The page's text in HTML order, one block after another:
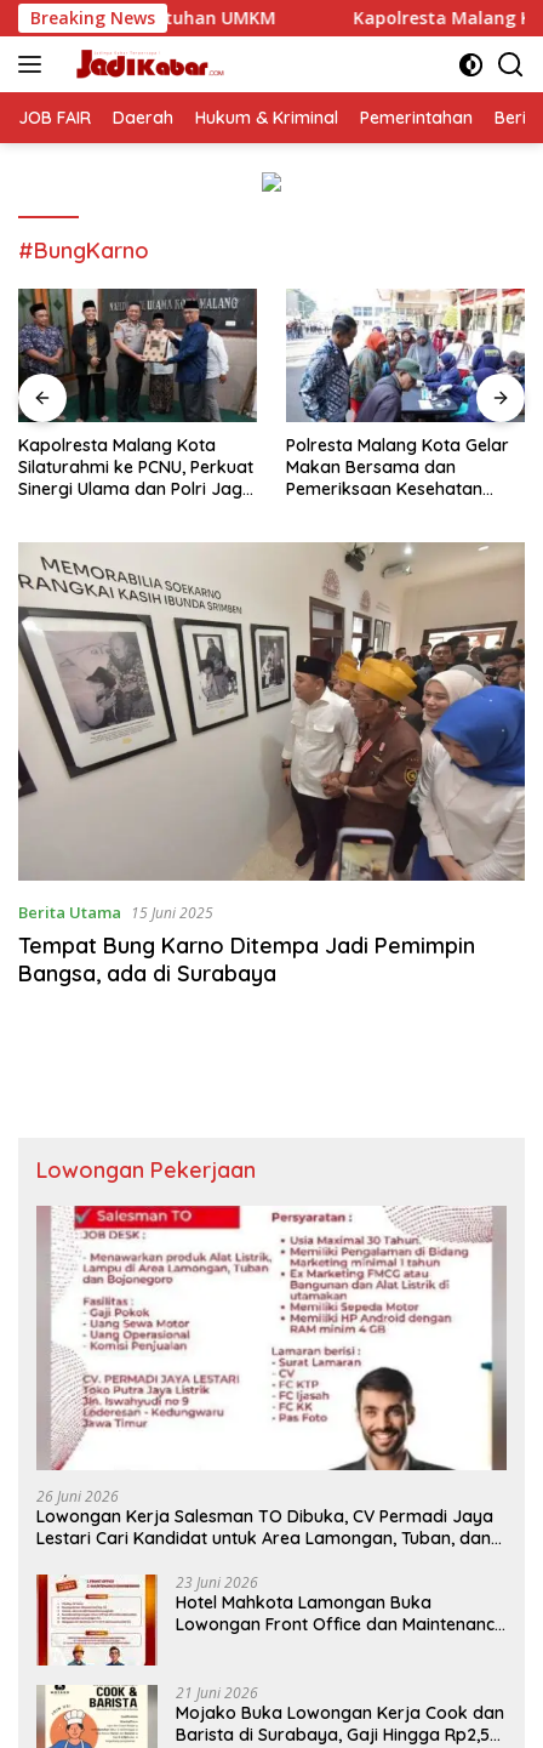
Langsung
ke
konten
Breaking News
UMKM Kapolresta Malang Kota Silaturahmi ke
JOB FAIR Daerah Hukum & Kriminal Pemerintahan
#BungKarno
Kapolresta Malang Kota
Silaturahmi ke PCNU, Perkuat
Sinergi Ulama dan Polri Jaga
Polresta Malang Kota Gelar
Makan Bersama dan
Pemeriksaan Kesehatan
Berita Utama 15 Juni 2025
Tempat Bung Karno Ditempa Jadi Pemimpin
Bangsa, ada di Surabaya
Lowongan Pekerjaan
26 Juni 2026
Lowongan Kerja Salesman TO Dibuka, CV Permadi Jaya
Lestari Cari Kandidat untuk Area Lamongan, Tuban, dan
23 Juni 2026
Hotel Mahkota Lamongan Buka
Lowongan Front Office dan Maintenance
21 Juni 2026
Mojako Buka Lowongan Kerja Cook dan
Barista di Surabaya, Gaji Hingga Rp2,5